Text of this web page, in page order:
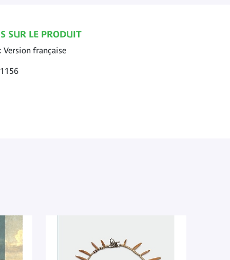
SUR LE PRODUIT
Version française